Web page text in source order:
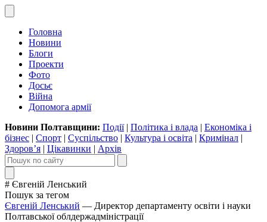
Головна
Новини
Блоги
Проекти
Фото
Досьє
Війна
Допомога армії
Новини Полтавщини: Події| Політика і влада | Економіка і
бізнес | Спорт | Суспільство | Культура і освіта | Кримінал |
Здоров’я | Цікавинки | Архів
# Євгеній Ленський
Пошук за тегом
Євгеній Ленський — Директор департаменту освіти і науки
Полтавської облдержадміністрації